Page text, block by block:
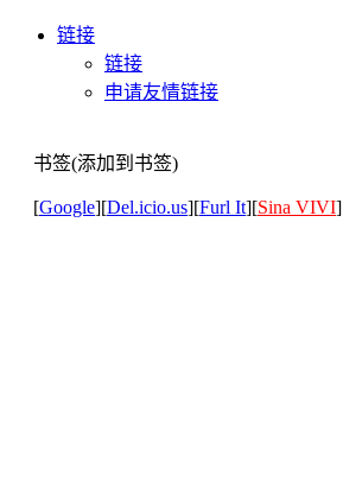
链接
链接
申请友情链接
书签(添加到书签)
[Google][Del.icio.us][Furl It][Sina VIVI]